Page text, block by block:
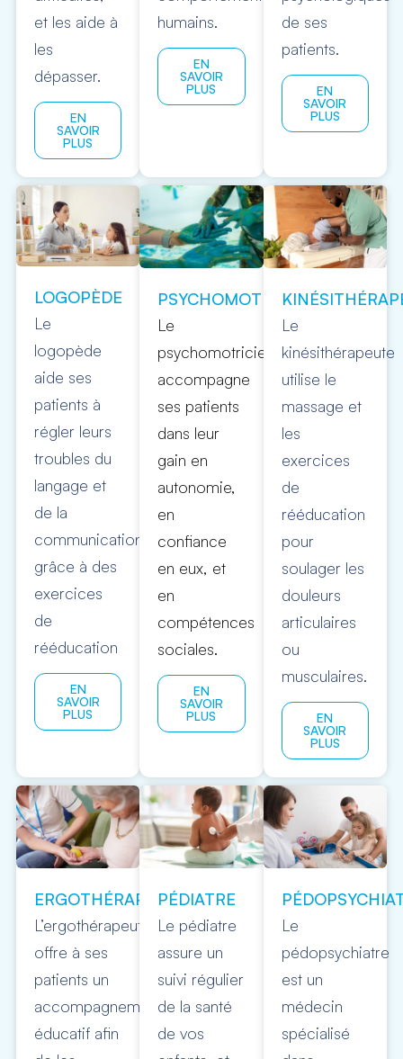
et les aide à
les
dépasser. ​
EN
SAVOIR
PLUS
humains.
EN
SAVOIR
PLUS
de ses
patients.
EN
SAVOIR
PLUS
LOGOPÈDE
Le
logopède
aide ses
patients à
régler leurs
troubles du
langage et
de la
communication
grâce à des
exercices
de
rééducation
EN
SAVOIR
PLUS
PSYCHOMOTRICIEN
Le
psychomotricien
accompagne
ses patients
dans leur
gain en
autonomie,
en
confiance
en eux, et
en
compétences
sociales.
EN
SAVOIR
PLUS
Le
kinésithérapeute
utilise le
massage et
les
exercices
de
rééducation
pour
soulager les
douleurs
articulaires
ou
musculaires.
EN
SAVOIR
PLUS
ERGOTHÉRAPEUTE
L’ergothérapeute
offre à ses
patients un
accompagnement
éducatif afin
PÉDIATRE
Le pédiatre
assure un
suivi régulier
de la santé
de vos
Le
pédopsychiatre
est un
médecin
spécialisé